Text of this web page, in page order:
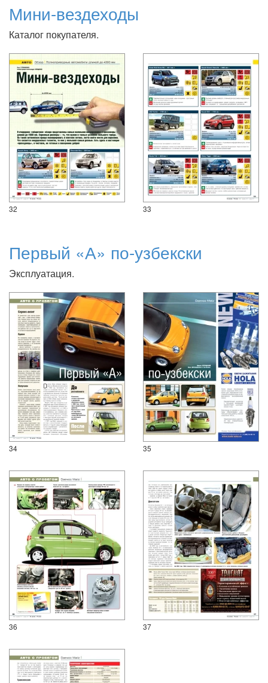
Мини-вездеходы
Каталог покупателя.
32 33
Первый «А» по-узбекски
Эксплуатация.
34 35
36 37